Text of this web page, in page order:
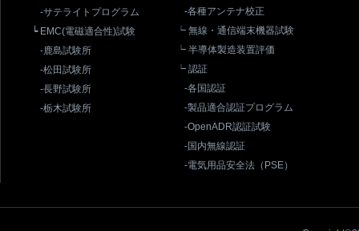
-サテライトプログラム
┕ EMC(電磁適合性)試験
-鹿島試験所
-松田試験所
-長野試験所
-栃木試験所
-各種アンテナ校正
┕ 無線・通信端末機器試験
┕ 半導体製造装置評価
┕ 認証
-各国認証
-製品適合認証プログラム
-OpenADR認証試験
-国内無線認証
-電気用品安全法（PSE）